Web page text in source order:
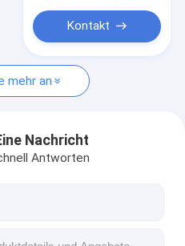
herstellt
Kontakt
mehr an
Nachricht
Antworten